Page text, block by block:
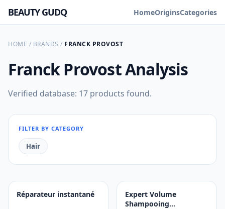
BEAUTY GUDQ HomeOriginsCategories
HOME / BRANDS / FRANCK PROVOST
Franck ProvostAnalysis
Verified database: 17 products found.
FILTER BY CATEGORY
Hair
Réparateur instantané
Expert Volume
Shampooing